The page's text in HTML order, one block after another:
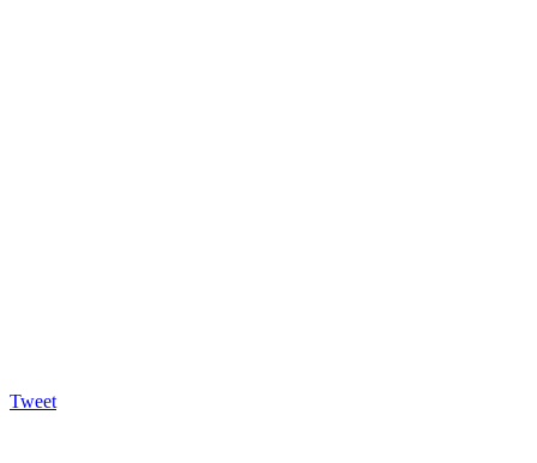
Tweet